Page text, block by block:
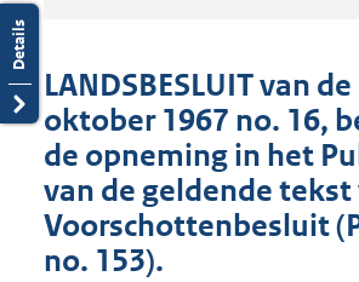
LANDSBESLUIT van
oktober 1967 no. 16,
de opneming in het
van de geldende
Voorschottenbesluit
no. 153).